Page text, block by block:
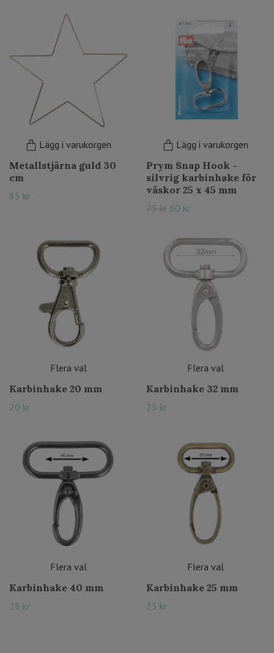
Lägg i varukorgen
Metallstjärna guld 30
cm
85 kr
Lägg i varukorgen
Prym Snap Hook -
silvrig karbinhake för
väskor 25 x 45 mm
75 kr 60 kr
Flera val
Karbinhake 20 mm
20 kr
Flera val
Karbinhake 32 mm
25 kr
Flera val
Karbinhake 40 mm
28 kr
Flera val
Karbinhake 25 mm
23 kr